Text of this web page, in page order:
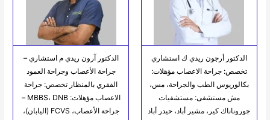
الدكتور أرجون ريدي ك استشاري
تخصص: جراحة الاعصاب مؤهلات:
بكالوريوس الطب والجراحة، مس،
مش مستشفى: مستشفيات
جوروناناك كير، مشير أباد، حيدر أباد
الدكتور آرون ريدي م استشاري –
جراحة الأعصاب وجراحة العمود
الفقري بالمنظار تخصص: جراحة
الاعصاب مؤهلات: MBBS، DNB –
جراحة الأعصاب، FCVS (اليابان)،